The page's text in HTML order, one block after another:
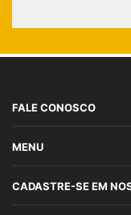
FALE CONOSCO
MENU
CADASTRE-SE EM